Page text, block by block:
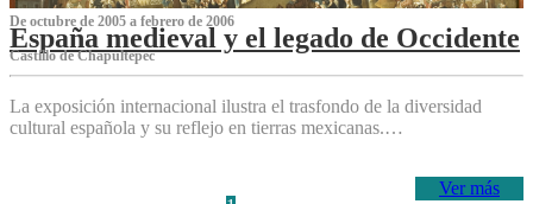
De octubre de 2005 a febrero de 2006
España medieval y el legado de Occidente
Castillo de Chapultepec
La exposición internacional ilustra el trasfondo de la diversidad
cultural española y su reflejo en tierras mexicanas.…
Ver más